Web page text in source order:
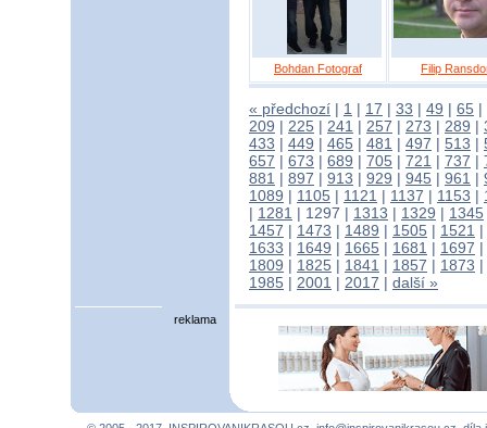
Bohdan Fotograf Filip
« předchozí | 1 | 17 | 33 | 49 | 65 |
209 | 225 | 241 | 257 | 273 | 289 |
433 | 449 | 465 | 481 | 497 | 513 |
657 | 673 | 689 | 705 | 721 | 737 |
881 | 897 | 913 | 929 | 945 | 961 |
1089 | 1105 | 1121 | 1137 | 1153 |
| 1281 | 1297 | 1313 | 1329 | 1345
1457 | 1473 | 1489 | 1505 | 1521 |
1633 | 1649 | 1665 | 1681 | 1697 |
1809 | 1825 | 1841 | 1857 | 1873 |
1985 | 2001 | 2017 | další »
reklama